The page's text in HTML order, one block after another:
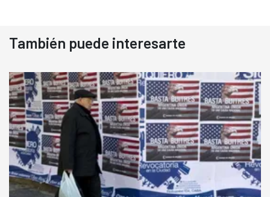
También puede interesarte